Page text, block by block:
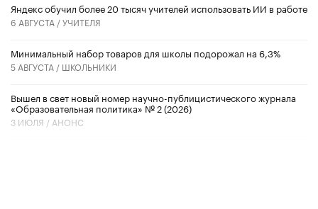
​Яндекс обучил более 20 тысяч учителей использовать ИИ в работе
6 АВГУСТА /УЧИТЕЛЯ
Минимальный набор товаров для школы подорожал на 6,3%
5 АВГУСТА / ШКОЛЬНИКИ
Вышел в свет новый номер научно-публицистического журнала
«Образовательная политика» № 2 (2026)
3 ИЮЛЯ / АНОНС